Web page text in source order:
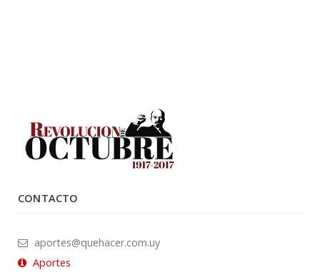
CONTACTO
aportes@quehacer.com.uy
Aportes